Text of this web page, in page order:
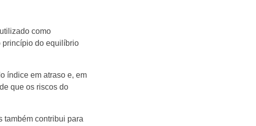
como
princípio do equilíbrio
índice em atraso e, em
que os riscos do
também contribui para